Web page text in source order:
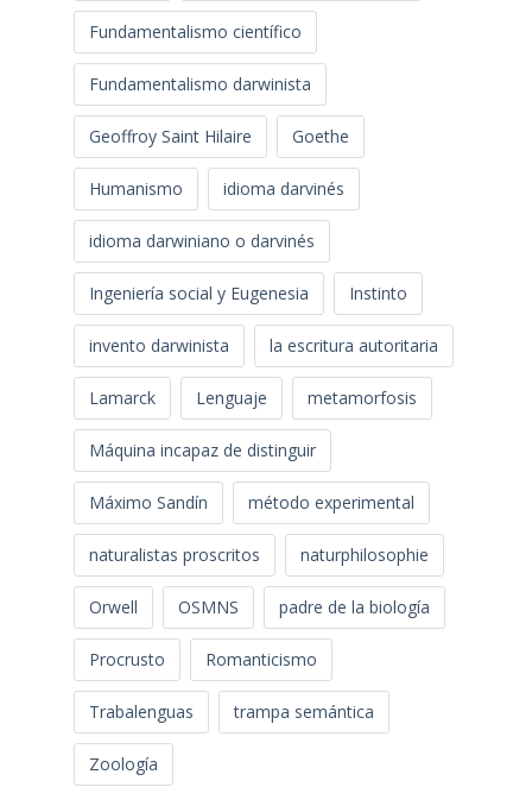
Fundamentalismo científico
Fundamentalismo darwinista
Geoffroy Saint Hilaire Goethe
Humanismo idioma darvinés
idioma darwiniano o darvinés
Ingeniería social y Eugenesia Instinto
invento darwinista la escritura autoritaria
Lamarck Lenguaje metamorfosis
Máquina incapaz de distinguir
Máximo Sandín método experimental
naturalistas proscritos naturphilosophie
Orwell OSMNS padre de la biología
Procrusto Romanticismo
Trabalenguas trampa semántica
Zoología